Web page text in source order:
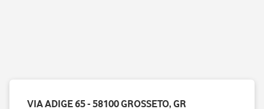
VIA ADIGE 65 - 58100 GROSSETO, GR